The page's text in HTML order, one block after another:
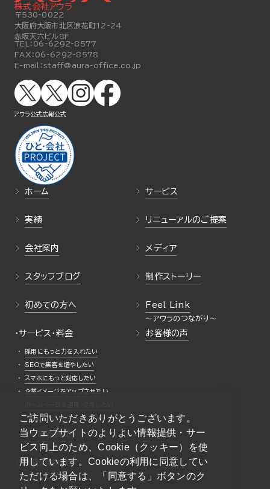
ご訪問いただきありがとうございます。
当ウェブサイトのよりよい情報提供・サー
ビス向上のため、Cookie（クッキー）を使
用しています。Cookieの利用に同意してい
ただける場合は、「同意する」ボタンのク
ホーム サービス
実績 リニューアルのご提案
会社案内 メディア
スタッフブログ 制作ストーリー
初めての方へ Feel Link
・サービス・料金
採用にもっと力を入れたい
SEOで集客を増やしたい
スマホにもっと対応したい
企業イメージをアップさせたい
お客様の声
よくある質問 採用情報
お問い合わせ
株式会社アウラ
〒530-0022
大阪府大阪市北区浪花町12-24
赤坂天六ビル8F
TEL： 06-6292-8577
FAX： 06-6292-8578
E-mail： staff@aura-office.co.jp
アウラ公式 広報公式